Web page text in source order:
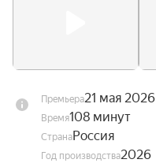
Премьера21 мая 2026
Время108 минут
СтранаРоссия
Год производства2026